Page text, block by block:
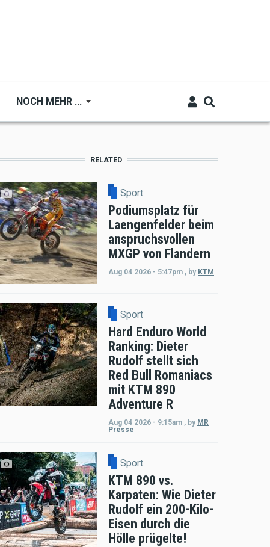
NOCH MEHR ...
RELATED
Sport
Podiumsplatz für
Laengenfelder beim
anspruchsvollen
MXGP von Flandern
Aug 04 2026 - 5:47pm , by KTM
Sport
Hard Enduro World
Ranking: Dieter
Rudolf stellt sich
Red Bull Romaniacs
mit KTM 890
Adventure R
Aug 04 2026 - 9:15am , by MR
Presse
Sport
KTM 890 vs.
Karpaten: Wie Dieter
Rudolf ein 200-Kilo-
Eisen durch die
Hölle prügelte!